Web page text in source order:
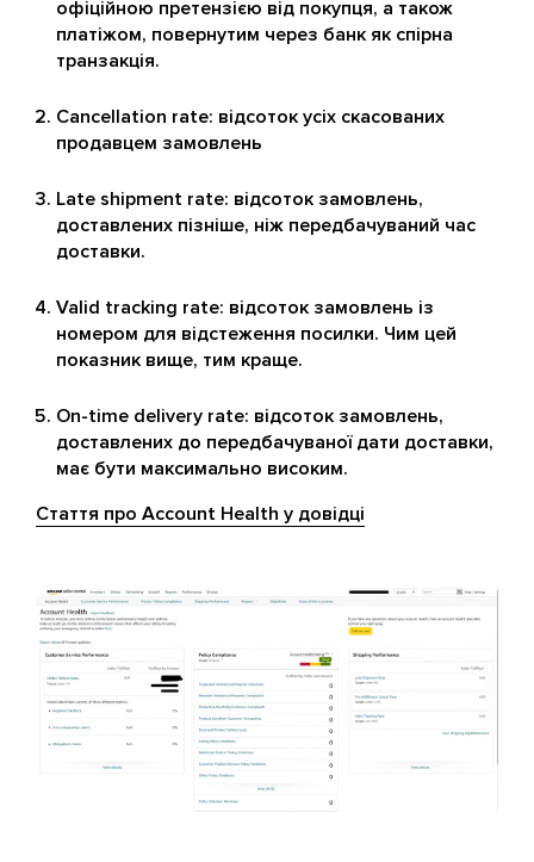
офіційною претензією від покупця, а також
платіжом, повернутим через банк як спірна
транзакція.
Cancellation rate: відсоток усіх скасованих
продавцем замовлень
Late shipment rate: відсоток замовлень,
доставлених пізніше, ніж передбачуваний час
доставки.
Valid tracking rate: відсоток замовлень із
номером для відстеження посилки. Чим цей
показник вище, тим краще.
On-time delivery rate: відсоток замовлень,
доставлених до передбачуваної дати доставки,
має бути максимально високим.
Стаття про Account Health у довідці